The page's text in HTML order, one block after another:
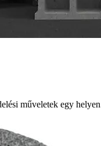
műveletek egy